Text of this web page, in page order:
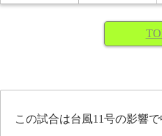
この試合は台風11号の影響で